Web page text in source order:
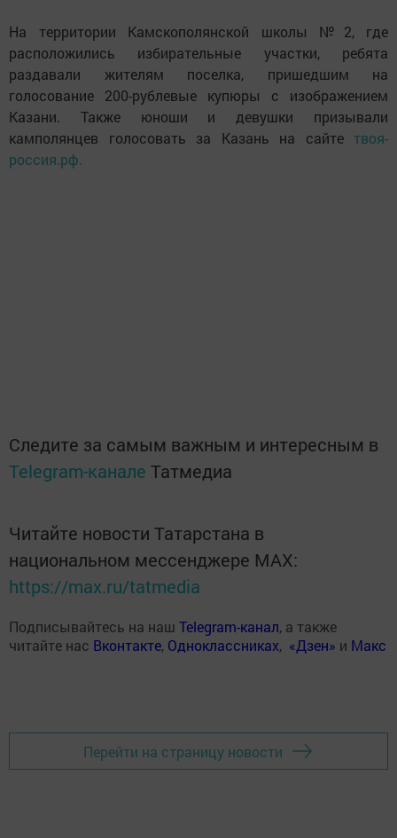
На территории Камскополянской школы №2, где
расположились избирательные участки, ребята
раздавали жителям поселка, пришедшим на
голосование 200-рублевые купюры с изображением
Казани. Также юноши и девушки призывали
камполянцев голосовать за Казань на сайте твоя-
россия.рф.
Следите за самым важным и интересным в
Telegram-канале Татмедиа
Читайте новости Татарстана в
национальном мессенджере MАХ:
https://max.ru/tatmedia
Подписывайтесь на наш Telegram-канал, а также
читайте нас Вконтакте, Одноклассниках, «Дзен» и Макс
Перейти на страницу новости